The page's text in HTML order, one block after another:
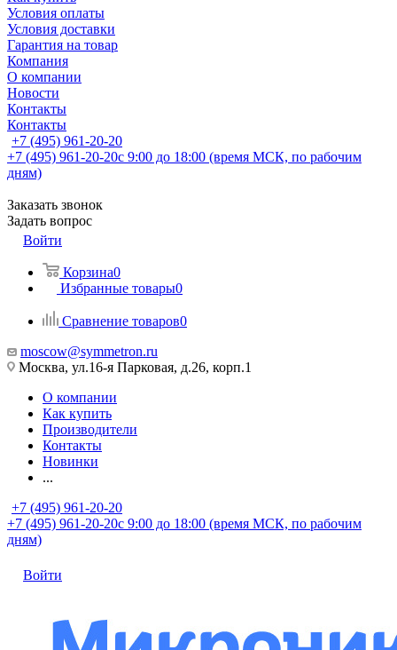
Условия оплаты
Условия доставки
Гарантия на товар
Компания
О компании
Новости
Контакты
Контакты
+7 (495) 961-20-20
+7 (495) 961-20-20с 9:00 до 18:00 (время МСК, по рабочим
дням)
Заказать звонок
Задать вопрос
Войти
Корзина0
Избранные товары0
Сравнение товаров0
moscow@symmetron.ru
Москва, ул.16-я Парковая, д.26, корп.1
О компании
Как купить
Производители
Контакты
Новинки
...
+7 (495) 961-20-20
+7 (495) 961-20-20с 9:00 до 18:00 (время МСК, по рабочим
дням)
Войти